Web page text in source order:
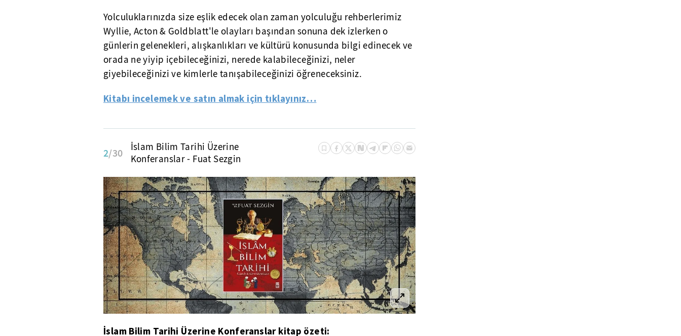
Yolculuklarınızda size eşlik edecek olan zaman yolculuğu rehberlerimiz
Wyllie, Acton & Goldblatt'le olayları başından sonuna dek izlerken o
günlerin gelenekleri, alışkanlıkları ve kültürü konusunda bilgi edinecek ve
orada ne yiyip içebileceğinizi, nerede kalabileceğinizi, neler
giyebileceğinizi ve kimlerle tanışabileceğinizi öğreneceksiniz.
Kitabı incelemek ve satın almak için tıklayınız…
2/30
İslam Bilim Tarihi Üzerine
Konferanslar - Fuat Sezgin
İslam Bilim Tarihi Üzerine Konferanslar kitap özeti: